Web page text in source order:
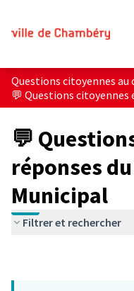
Questions citoyennes au
💬 Questions citoyennes
💬
réponses
Municipal
Filtrer et rechercher